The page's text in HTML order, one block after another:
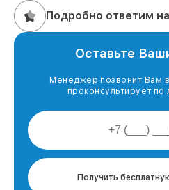
Подробно ответим
Оставьте
Менеджер позвонит Вам
проконсультирует
Получить